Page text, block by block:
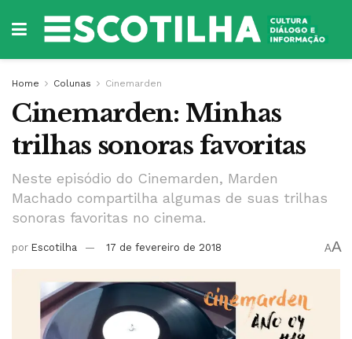
Home Colunas Cinemarden
Cinemarden: Minhas
trilhas sonoras favoritas
Neste episódio do Cinemarden, Marden
Machado compartilha algumas de suas trilhas
sonoras favoritas no cinema.
por Escotilha 17 de fevereiro de 2018 AA